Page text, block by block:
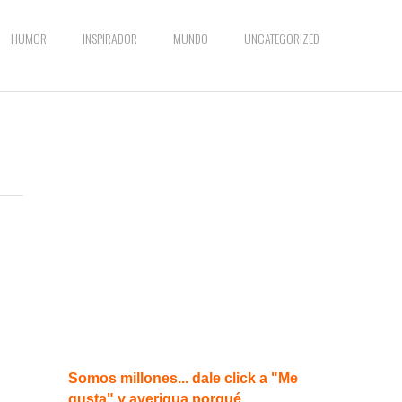
HUMOR INSPIRADOR MUNDO UNCATEGORIZED
Somos millones... dale click a "Me
gusta" y averigua porqué